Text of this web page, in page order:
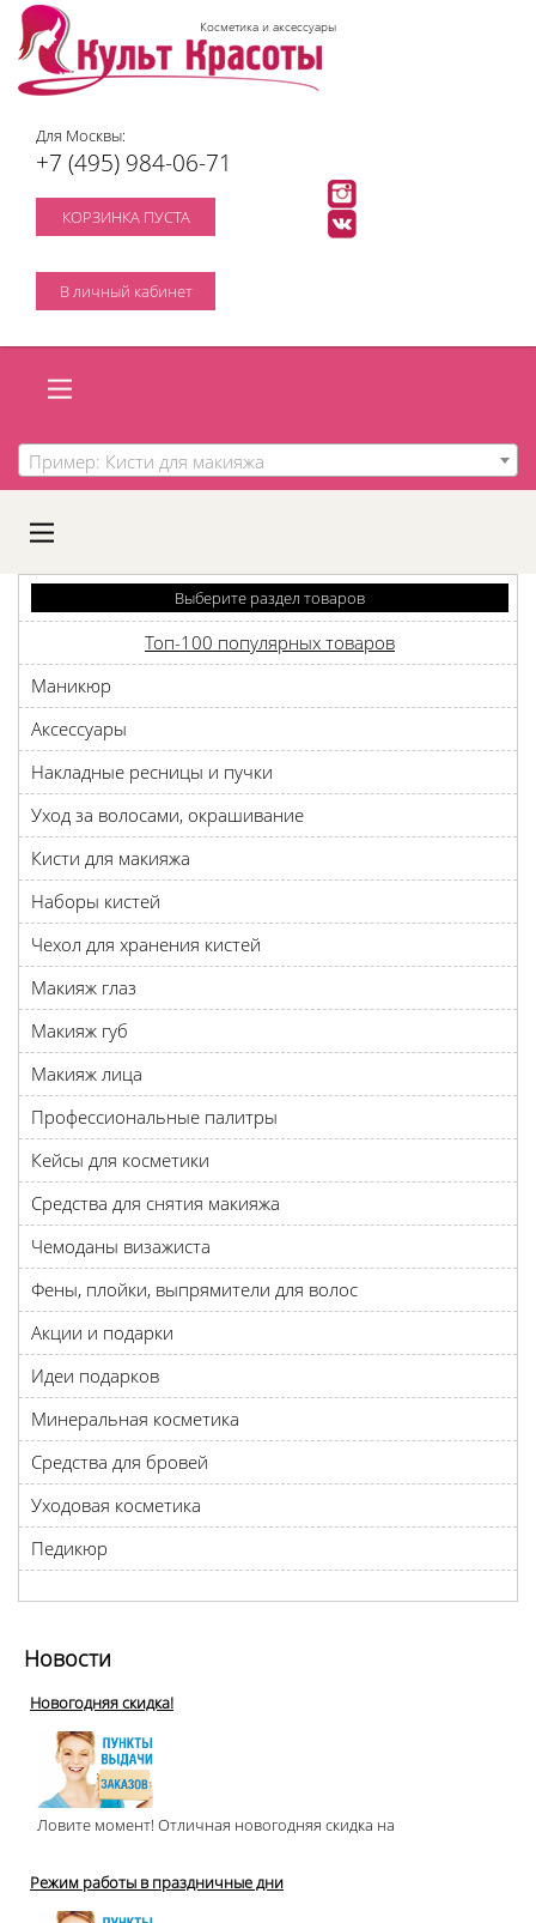
Косметика и аксессуары
Для Москвы:
+7 (495) 984-06-71
КОРЗИНКА ПУСТА
В личный кабинет
Пример: Кисти для макияжа
A
C
D
Выберите раздел товаров
Топ-100 популярных товаров
Маникюр
Аксессуары
Накладные ресницы и пучки
Уход за волосами, окрашивание
Кисти для макияжа
Наборы кистей
Чехол для хранения кистей
Макияж глаз
Макияж губ
Макияж лица
Профессиональные палитры
Кейсы для косметики
Средства для снятия макияжа
Чемоданы визажиста
Фены, плойки, выпрямители для волос
Акции и подарки
Идеи подарков
Минеральная косметика
Средства для бровей
Уходовая косметика
Педикюр
Новости
Новогодняя скидка!
Ловите момент! Отличная новогодняя скидка на
Режим работы в праздничные дни